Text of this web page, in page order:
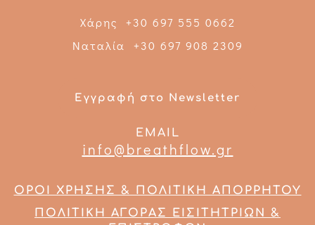
Χάρης +30 697 555 0662
Ναταλία +30 697 908 2309
Εγγραφή στο Newsletter
EMAIL
info@breathflow.gr
ΟΡΟΙ ΧΡΗΣΗΣ & ΠΟΛΙΤΙΚΗ ΑΠΟΡΡΗΤΟΥ
ΠΟΛΙΤΙΚΗ ΑΓΟΡΑΣ ΕΙΣΙΤΗΤΡΙΩΝ &